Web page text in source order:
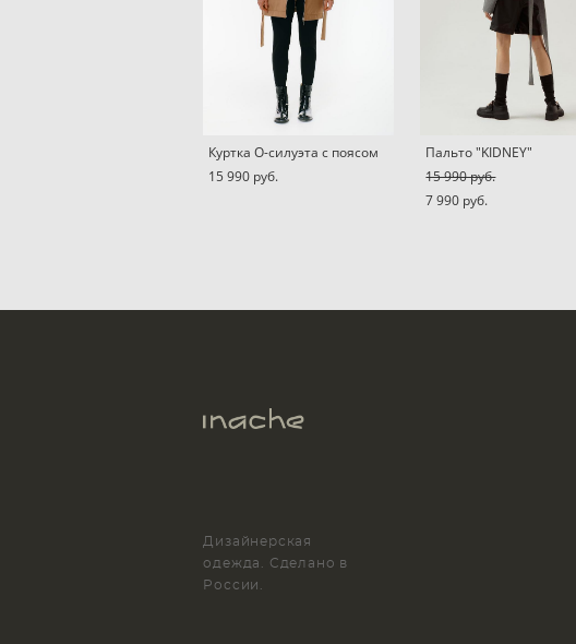
Куртка O-силуэта с поясом
15 990 pуб.
Пальто "KIDNEY"
15 990 pуб.
7 990 pуб.
Дизайнерская
одежда. Сделано в
России.